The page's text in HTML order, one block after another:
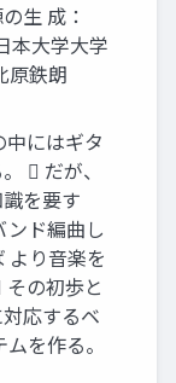
生 成：
本大学大学
原鉄朗
にはギタ
 だが、
を要す
ンド編曲し
より音楽を
の初歩と
応するベ
を作る。